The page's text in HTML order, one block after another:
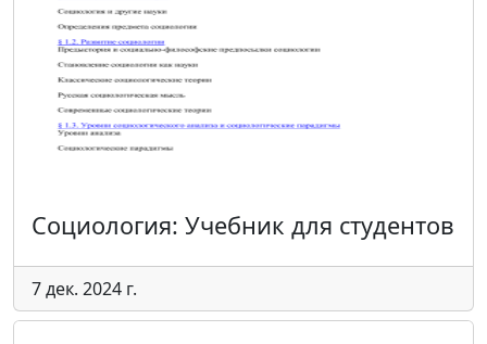
Социология: Учебник для студентов
7 дек. 2024 г.